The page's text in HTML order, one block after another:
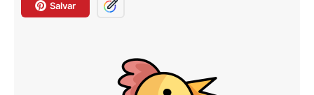
Salvar